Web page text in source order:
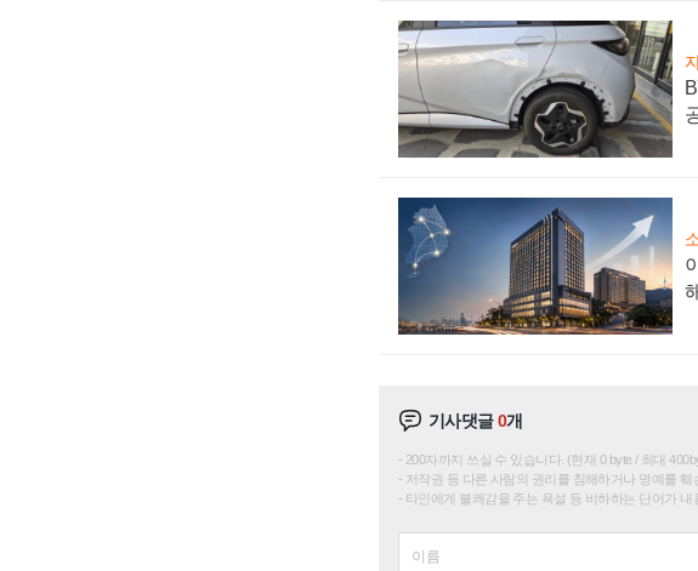
기사댓글0개
200자까지 쓰실 수 있습니다. (현재 0 byte / 최대
저작권 등 다른 사람의 권리를 침해하거나 명예를
타인에게 불쾌감을 주는 욕설 등 비하하는 단어가